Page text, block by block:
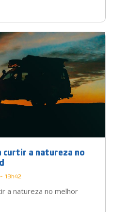
curtir a natureza no
13h42
a natureza no melhor